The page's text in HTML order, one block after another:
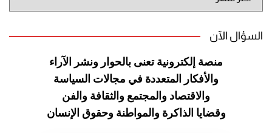
الموقع
السؤال الآن
منصة إلكترونية تعنى بالحوار ونشر
الآراء
والأفكار المتعددة في مجالات السياسة
والاقتصاد والمجتمع والثقافة والفن
وقضايا الذاكرة والمواطنة وحقوق الإنسان